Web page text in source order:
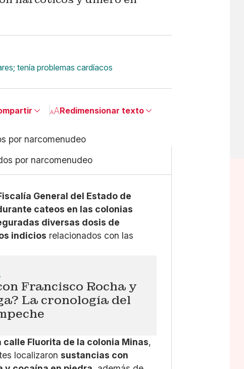
tenía problemas cardíacos
Linkedin
X
Whatsapp
Redimensionar texto
Pequeño
Grande
por narcomenudeo
General del Estado de
cateos en las colonias
diversas dosis de
indicios relacionados con las
Francisco Rocha y
La cronología del
calle Fluorita de la colonia Minas,
localizaron sustancias con